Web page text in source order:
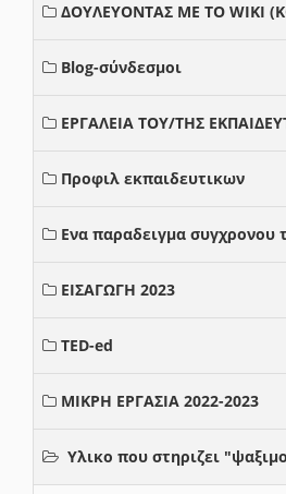
ΔΟΥΛΕΥΟΝΤΑΣ ΜΕ ΤΟ WIKI
Blog-σύνδεσμοι
ΕΡΓΑΛΕΙΑ ΤΟΥ/ΤΗΣ
Προφιλ εκπαιδευτικων
Ενα παραδειγμα συγχρονου
ΕΙΣΑΓΩΓΗ 2023
TED-ed
ΜΙΚΡΗ ΕΡΓΑΣΙΑ 2022-2023
Υλικο που στηριζει